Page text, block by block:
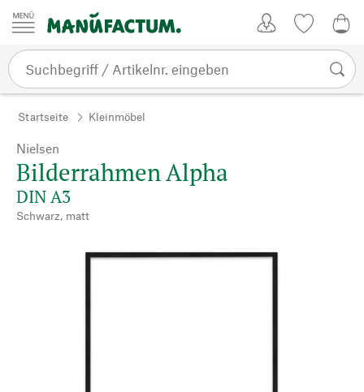
Zum Inhalt springen
Startseite Kleinmöbel
Nielsen
Bilderrahmen Alpha
DIN A3
Schwarz, matt